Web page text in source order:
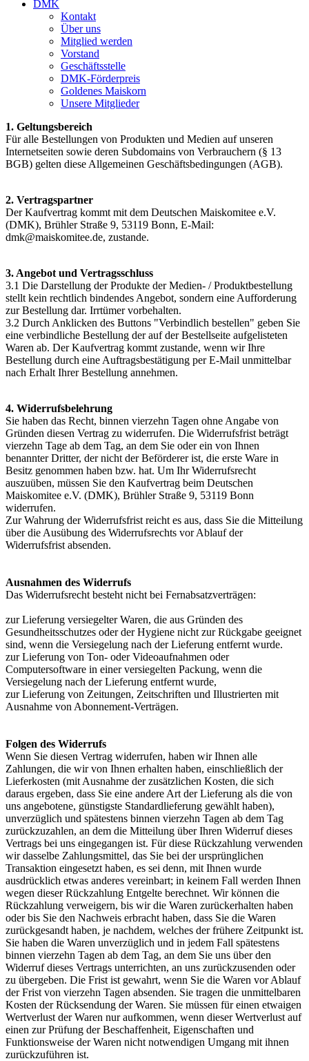
DMK
Kontakt
Über uns
Mitglied werden
Vorstand
Geschäftsstelle
DMK-Förderpreis
Goldenes Maiskorn
Unsere Mitglieder
1. Geltungsbereich
Für alle Bestellungen von Produkten und Medien auf unseren
Internetseiten sowie deren Subdomains von Verbrauchern (§ 13
BGB) gelten diese Allgemeinen Geschäftsbedingungen (AGB).
2. Vertragspartner
Der Kaufvertrag kommt mit dem Deutschen Maiskomitee e.V.
(DMK), Brühler Straße 9, 53119 Bonn, E-Mail:
dmk@maiskomitee.de, zustande.
3. Angebot und Vertragsschluss
3.1 Die Darstellung der Produkte der Medien- / Produktbestellung
stellt kein rechtlich bindendes Angebot, sondern eine Aufforderung
zur Bestellung dar. Irrtümer vorbehalten.
3.2 Durch Anklicken des Buttons "Verbindlich bestellen" geben Sie
eine verbindliche Bestellung der auf der Bestellseite aufgelisteten
Waren ab. Der Kaufvertrag kommt zustande, wenn wir Ihre
Bestellung durch eine Auftragsbestätigung per E-Mail unmittelbar
nach Erhalt Ihrer Bestellung annehmen.
4. Widerrufsbelehrung
Sie haben das Recht, binnen vierzehn Tagen ohne Angabe von
Gründen diesen Vertrag zu widerrufen. Die Widerrufsfrist beträgt
vierzehn Tage ab dem Tag, an dem Sie oder ein von Ihnen
benannter Dritter, der nicht der Beförderer ist, die erste Ware in
Besitz genommen haben bzw. hat. Um Ihr Widerrufsrecht
auszuüben, müssen Sie den Kaufvertrag beim Deutschen
Maiskomitee e.V. (DMK), Brühler Straße 9, 53119 Bonn
widerrufen.
Zur Wahrung der Widerrufsfrist reicht es aus, dass Sie die Mitteilung
über die Ausübung des Widerrufsrechts vor Ablauf der
Widerrufsfrist absenden.
Ausnahmen des Widerrufs
Das Widerrufsrecht besteht nicht bei Fernabsatzverträgen:
zur Lieferung versiegelter Waren, die aus Gründen des
Gesundheitsschutzes oder der Hygiene nicht zur Rückgabe geeignet
sind, wenn die Versiegelung nach der Lieferung entfernt wurde.
zur Lieferung von Ton- oder Videoaufnahmen oder
Computersoftware in einer versiegelten Packung, wenn die
Versiegelung nach der Lieferung entfernt wurde,
zur Lieferung von Zeitungen, Zeitschriften und Illustrierten mit
Ausnahme von Abonnement-Verträgen.
Folgen des Widerrufs
Wenn Sie diesen Vertrag widerrufen, haben wir Ihnen alle
Zahlungen, die wir von Ihnen erhalten haben, einschließlich der
Lieferkosten (mit Ausnahme der zusätzlichen Kosten, die sich
daraus ergeben, dass Sie eine andere Art der Lieferung als die von
uns angebotene, günstigste Standardlieferung gewählt haben),
unverzüglich und spätestens binnen vierzehn Tagen ab dem Tag
zurückzuzahlen, an dem die Mitteilung über Ihren Widerruf dieses
Vertrags bei uns eingegangen ist. Für diese Rückzahlung verwenden
wir dasselbe Zahlungsmittel, das Sie bei der ursprünglichen
Transaktion eingesetzt haben, es sei denn, mit Ihnen wurde
ausdrücklich etwas anderes vereinbart; in keinem Fall werden Ihnen
wegen dieser Rückzahlung Entgelte berechnet. Wir können die
Rückzahlung verweigern, bis wir die Waren zurückerhalten haben
oder bis Sie den Nachweis erbracht haben, dass Sie die Waren
zurückgesandt haben, je nachdem, welches der frühere Zeitpunkt ist.
Sie haben die Waren unverzüglich und in jedem Fall spätestens
binnen vierzehn Tagen ab dem Tag, an dem Sie uns über den
Widerruf dieses Vertrags unterrichten, an uns zurückzusenden oder
zu übergeben. Die Frist ist gewahrt, wenn Sie die Waren vor Ablauf
der Frist von vierzehn Tagen absenden. Sie tragen die unmittelbaren
Kosten der Rücksendung der Waren. Sie müssen für einen etwaigen
Wertverlust der Waren nur aufkommen, wenn dieser Wertverlust auf
einen zur Prüfung der Beschaffenheit, Eigenschaften und
Funktionsweise der Waren nicht notwendigen Umgang mit ihnen
zurückzuführen ist.